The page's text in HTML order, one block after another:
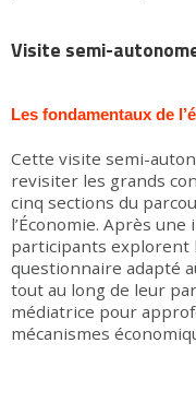
Visite semi-
Les fondamentaux de
Cette visite semi-
revisiter les grands
cinq sections du
l’Économie. Après
participants explorent
questionnaire adapté
tout au long de leur
médiatrice pour
mécanismes